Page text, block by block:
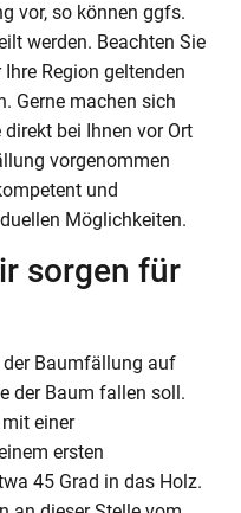
vor, so können ggfs.
werden. Beachten Sie
Region geltenden
Gerne machen sich
bei Ihnen vor Ort
vorgenommen
und
Möglichkeiten.
sorgen für
Baumfällung auf
der Baum fallen soll.
einer
ersten
45 Grad in das Holz.